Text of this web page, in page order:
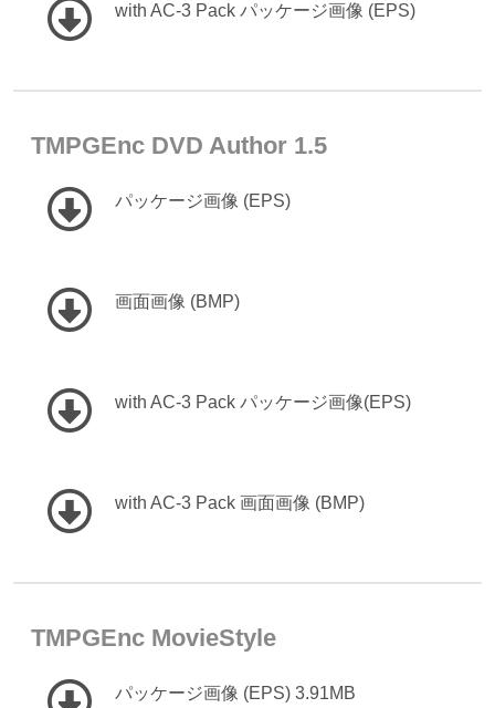
with AC-3 Pack パッケージ画像 (EPS)
TMPGEnc DVD Author 1.5
パッケージ画像 (EPS)
画面画像 (BMP)
with AC-3 Pack パッケージ画像(EPS)
with AC-3 Pack 画面画像 (BMP)
TMPGEnc MovieStyle
パッケージ画像 (EPS) 3.91MB